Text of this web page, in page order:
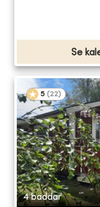
Se
5 (22)
4 bäddar